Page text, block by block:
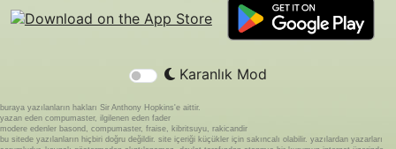
Karanlık Mod
buraya yazılanların hakları Sir Anthony Hopkins'e aittir.
yazan eden compumaster, ilgilenen eden fader
modere edenler basond, compumaster, fraise, kibritsuyu, rakicandir
bu sitede yazılanların hiçbiri doğru değildir. site içeriği küçükler için sakıncalı olabilir. yazılardan yazarları